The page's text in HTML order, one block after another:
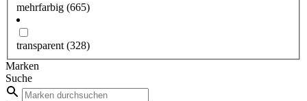
mehrfarbig (665)
transparent (328)
Marken
Suche